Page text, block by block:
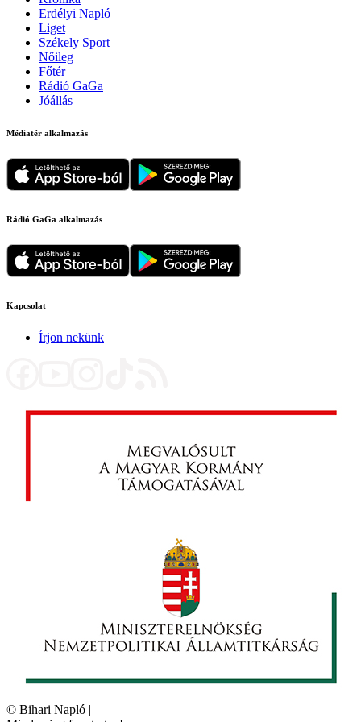
Erdélyi Napló
Liget
Székely Sport
Nőileg
Főtér
Rádió GaGa
Jóállás
Médiatér alkalmazás
Rádió GaGa alkalmazás
Kapcsolat
Írjon nekünk
© Bihari Napló |